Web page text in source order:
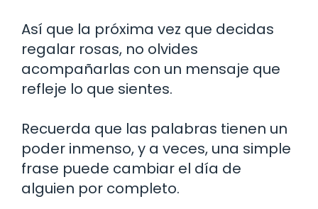
Así que la próxima vez que decidas
regalar rosas, no olvides
acompañarlas con un mensaje que
refleje lo que sientes.
Recuerda que las palabras tienen un
poder inmenso, y a veces, una simple
frase puede cambiar el día de
alguien por completo.